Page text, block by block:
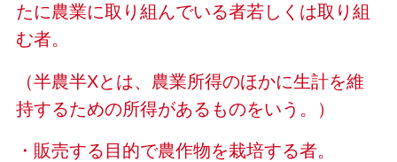
たに農業に取り組んでいる者若しくは取り組
む者。
（半農半Xとは、農業所得のほかに生計を維
持するための所得があるものをいう。）
・販売する目的で農作物を栽培する者。